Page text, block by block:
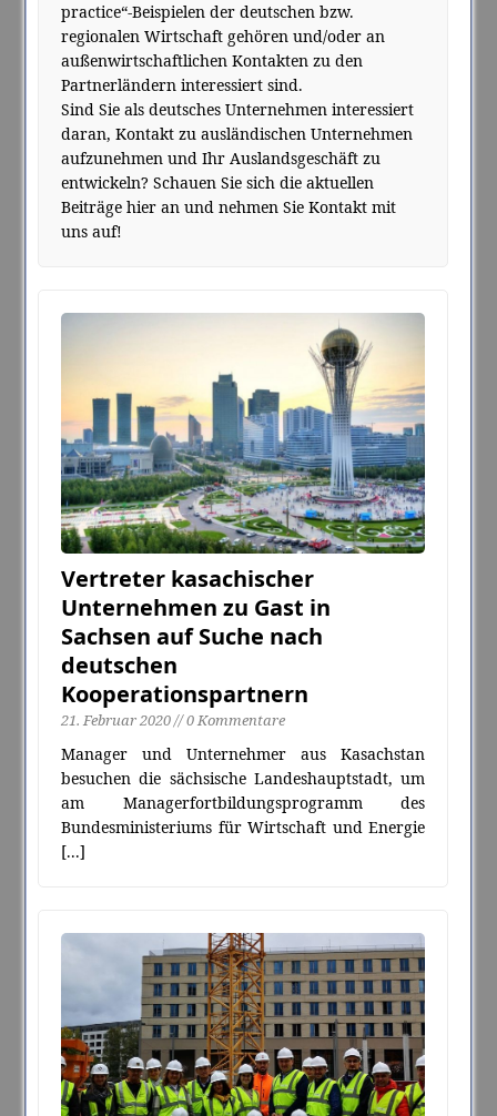
practice“-Beispielen der deutschen bzw.
regionalen Wirtschaft gehören und/oder an
außenwirtschaftlichen Kontakten zu den
Partnerländern interessiert sind.
Sind Sie als deutsches Unternehmen interessiert
daran, Kontakt zu ausländischen Unternehmen
aufzunehmen und Ihr Auslandsgeschäft zu
entwickeln? Schauen Sie sich die aktuellen
Beiträge hier an und nehmen Sie Kontakt mit
uns auf!
Vertreter kasachischer
Unternehmen zu Gast in
Sachsen auf Suche nach
deutschen
Kooperationspartnern
21. Februar 2020 // 0 Kommentare
Manager und Unternehmer aus Kasachstan
besuchen die sächsische Landeshauptstadt, um
am Managerfortbildungsprogramm des
Bundesministeriums für Wirtschaft und Energie
[...]